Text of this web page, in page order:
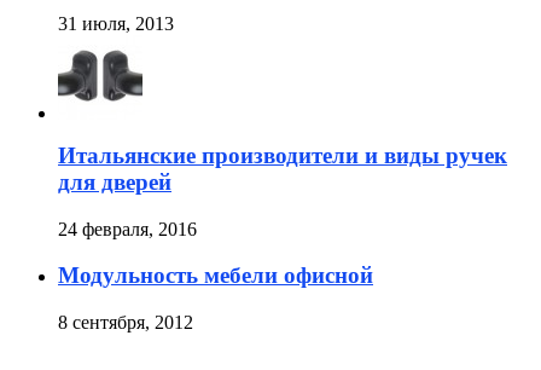
31 июля, 2013
Итальянские производители и виды ручек
для дверей
24 февраля, 2016
Модульность мебели офисной
8 сентября, 2012